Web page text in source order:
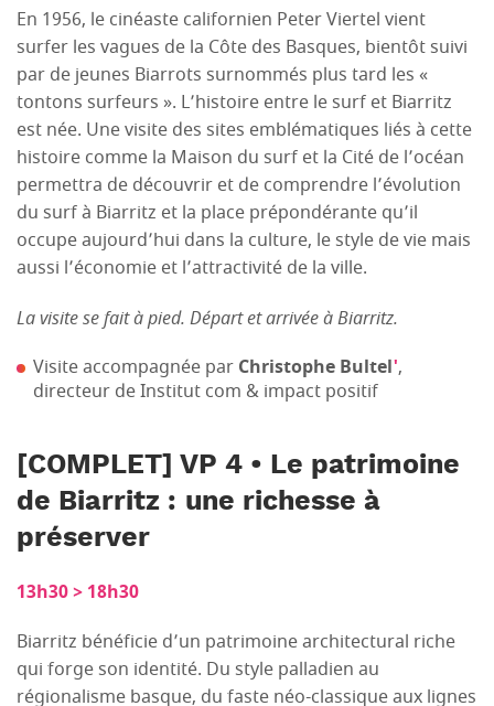
En 1956, le cinéaste californien Peter Viertel vient
surfer les vagues de la Côte des Basques, bientôt suivi
par de jeunes Biarrots surnommés plus tard les «
tontons surfeurs ». L’histoire entre le surf et Biarritz
est née. Une visite des sites emblématiques liés à cette
histoire comme la Maison du surf et la Cité de l’océan
permettra de découvrir et de comprendre l’évolution
du surf à Biarritz et la place prépondérante qu’il
occupe aujourd’hui dans la culture, le style de vie mais
aussi l’économie et l’attractivité de la ville.
La visite se fait à pied. Départ et arrivée à Biarritz.
Visite accompagnée par Christophe Bultel',
directeur de Institut com & impact positif
[COMPLET] VP 4 • Le patrimoine
de Biarritz : une richesse à
préserver
13h30 > 18h30
Biarritz bénéficie d’un patrimoine architectural riche
qui forge son identité. Du style palladien au
régionalisme basque, du faste néo-classique aux lignes